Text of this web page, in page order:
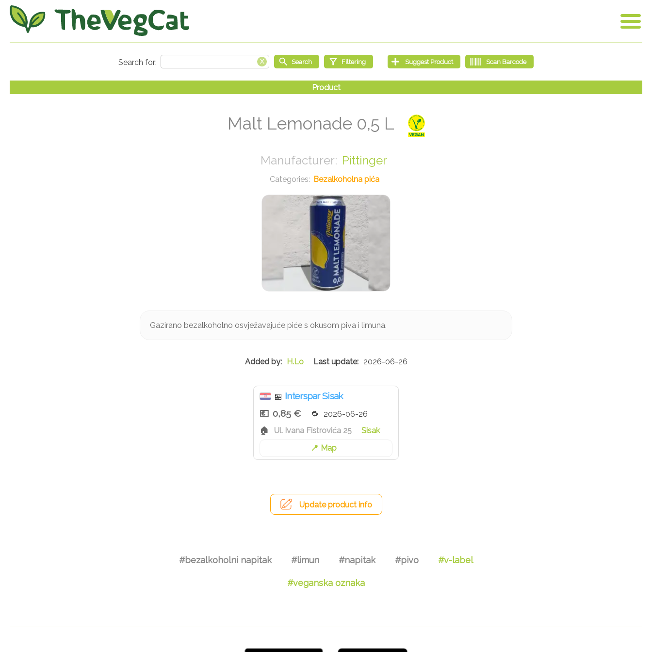
Malt Lemonade 0,5 L
Pittinger
Bezalkoholna pića
Gazirano bezalkoholno osvježavajuće piće s okusom piva i limuna.
H.Lo 2026-06-26
🏪 Interspar Sisak
0,85 €
2026-06-26
Ul. Ivana Fistrovića 25
Sisak
Map
Update product info
#bezalkoholni napitak #limun #napitak #pivo #v-label
#veganska oznaka